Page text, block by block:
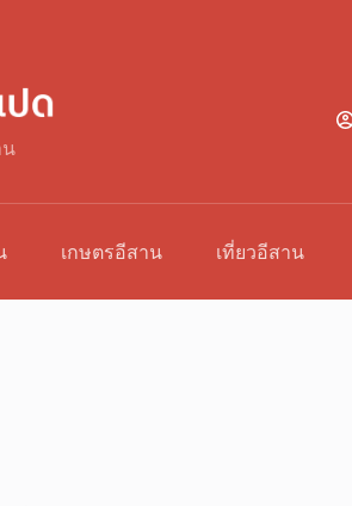
น
เกษตรอีสาน เที่ยวอีสาน